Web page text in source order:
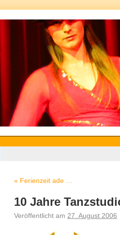
« Ferienzeit ade …
10 Jahre
Veröffentlicht am 27. August 2006